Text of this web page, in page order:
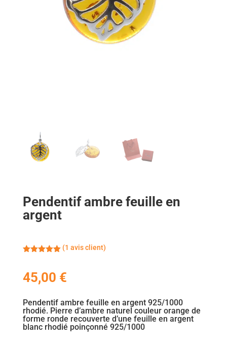
Pendentif ambre feuille en
argent
basé sur
notation
(1 avis client)
45,00 €
Pendentif ambre feuille en argent 925/1000
rhodié. Pierre d’ambre naturel couleur orange de
forme ronde recouverte d’une feuille en argent
blanc rhodié poinçonné 925/1000